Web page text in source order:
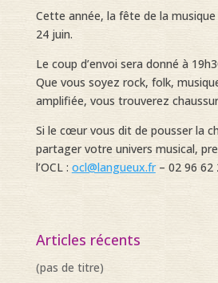
Cette année, la fête de la
24 juin.
Le coup d’envoi sera donné à
Que vous soyez rock, folk,
amplifiée, vous trouverez
Si le cœur vous dit de pousser la
partager votre univers musical,
l’OCL : ocl@langueux.fr– 02 96 62
Articles récents
(pas de titre)